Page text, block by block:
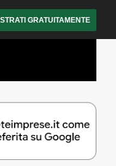
GRATUITAMENTE